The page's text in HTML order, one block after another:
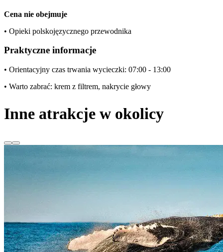
Cena nie obejmuje
• Opieki polskojęzycznego przewodnika
Praktyczne informacje
• Orientacyjny czas trwania wycieczki: 07:00 - 13:00
• Warto zabrać: krem z filtrem, nakrycie głowy
Inne atrakcje w okolicy